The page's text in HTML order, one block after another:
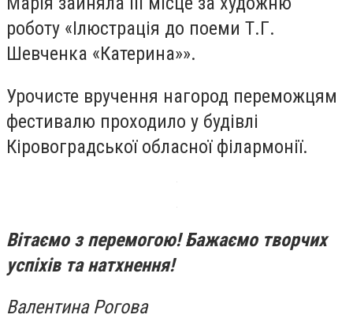
роботу «Ілюстрація до поеми Т.Г.
Шевченка «Катерина»».
Урочисте вручення нагород переможцям
фестивалю проходило у будівлі
Кіровоградської обласної філармонії.
Вітаємо з перемогою! Бажаємо творчих
успіхів та натхнення!
Валентина Рогова